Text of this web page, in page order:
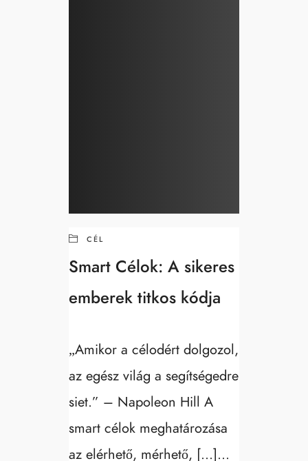
CÉL
Smart Célok: A sikeres
emberek titkos kódja
„Amikor a célodért dolgozol,
az egész világ a segítségedre
siet.” – Napoleon Hill A
smart célok meghatározása
az elérhető, mérhető, […]...
Elérhetőség